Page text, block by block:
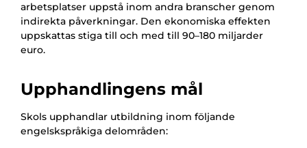
arbetsplatser uppstå inom andra branscher genom
indirekta påverkningar. Den ekonomiska effekten
uppskattas stiga till och med till 90–180 miljarder
euro.
Upphandlingens mål
Skols upphandlar utbildning inom följande
engelskspråkiga delområden: